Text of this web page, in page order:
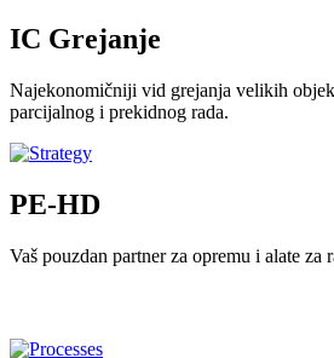
IC Grejanje
Najekonomičniji vid grejanja velikih
parcijalnog i prekidnog rada.
PE-HD
Vaš pouzdan partner za opremu i alate za